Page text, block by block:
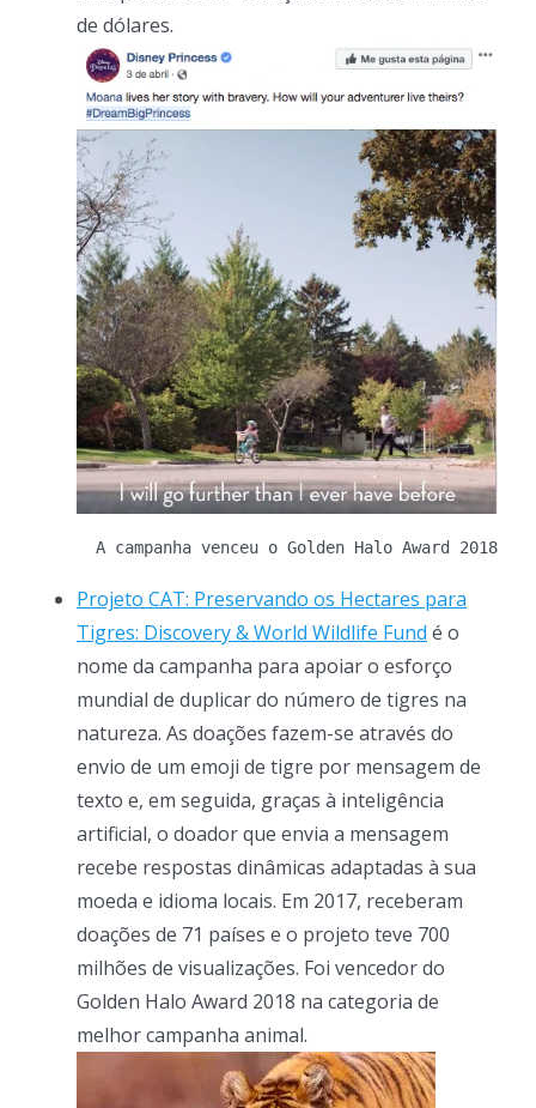
de dólares.
Projeto CAT: Preservando os Hectares para
Tigres: Discovery & World Wildlife Fund é o
nome da campanha para apoiar o esforço
mundial de duplicar do número de tigres na
natureza. As doações fazem-se através do
envio de um emoji de tigre por mensagem de
texto e, em seguida, graças à inteligência
artificial, o doador que envia a mensagem
recebe respostas dinâmicas adaptadas à sua
moeda e idioma locais. Em 2017, receberam
doações de 71 países e o projeto teve 700
milhões de visualizações. Foi vencedor do
Golden Halo Award 2018 na categoria de
melhor campanha animal.